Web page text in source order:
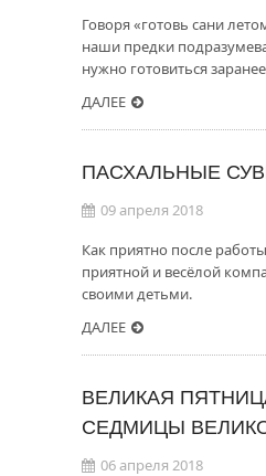
Говоря «готовь сани
наши предки
нужно готовиться
ДАЛЕЕ
ПАСХАЛЬНЫЕ
09 апреля 2018
Как приятно после
приятной и весёлой
своими детьми.
ДАЛЕЕ
ВЕЛИКАЯ
СЕДМИЦЫ
06 апреля 2018